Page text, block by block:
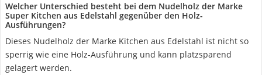
Welcher Unterschied besteht bei dem Nudelholz der Marke
Super Kitchen aus Edelstahl gegenüber den Holz-
Ausführungen?
Dieses Nudelholz der Marke Kitchen aus Edelstahl ist nicht so
sperrig wie eine Holz-Ausführung und kann platzsparend
gelagert werden.